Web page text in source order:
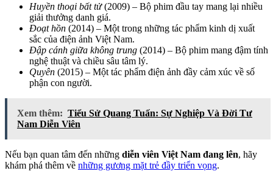
Huyền thoại bất tử(2009) – Bộ phim đầu tay mang lại nhiều
giải thưởng danh giá.
Đoạt hồn (2014) – Một trong những tác phẩm kinh dị xuất
sắc của điện ảnh Việt Nam.
Đập cánh giữa không trung (2014) – Bộ phim mang đậm tính
nghệ thuật và chiều sâu tâm lý.
Quyên (2015) – Một tác phẩm điện ảnh đầy cảm xúc về số
phận con người.
Xem thêm: Tiểu Sử Quang Tuấn: Sự Nghiệp Và Đời Tư
Nam Diễn Viên
Nếu bạn quan tâm đến những diễn viên Việt Nam đang lên, hãy
khám phá thêm về những gương mặt trẻ đầy triển vọng.